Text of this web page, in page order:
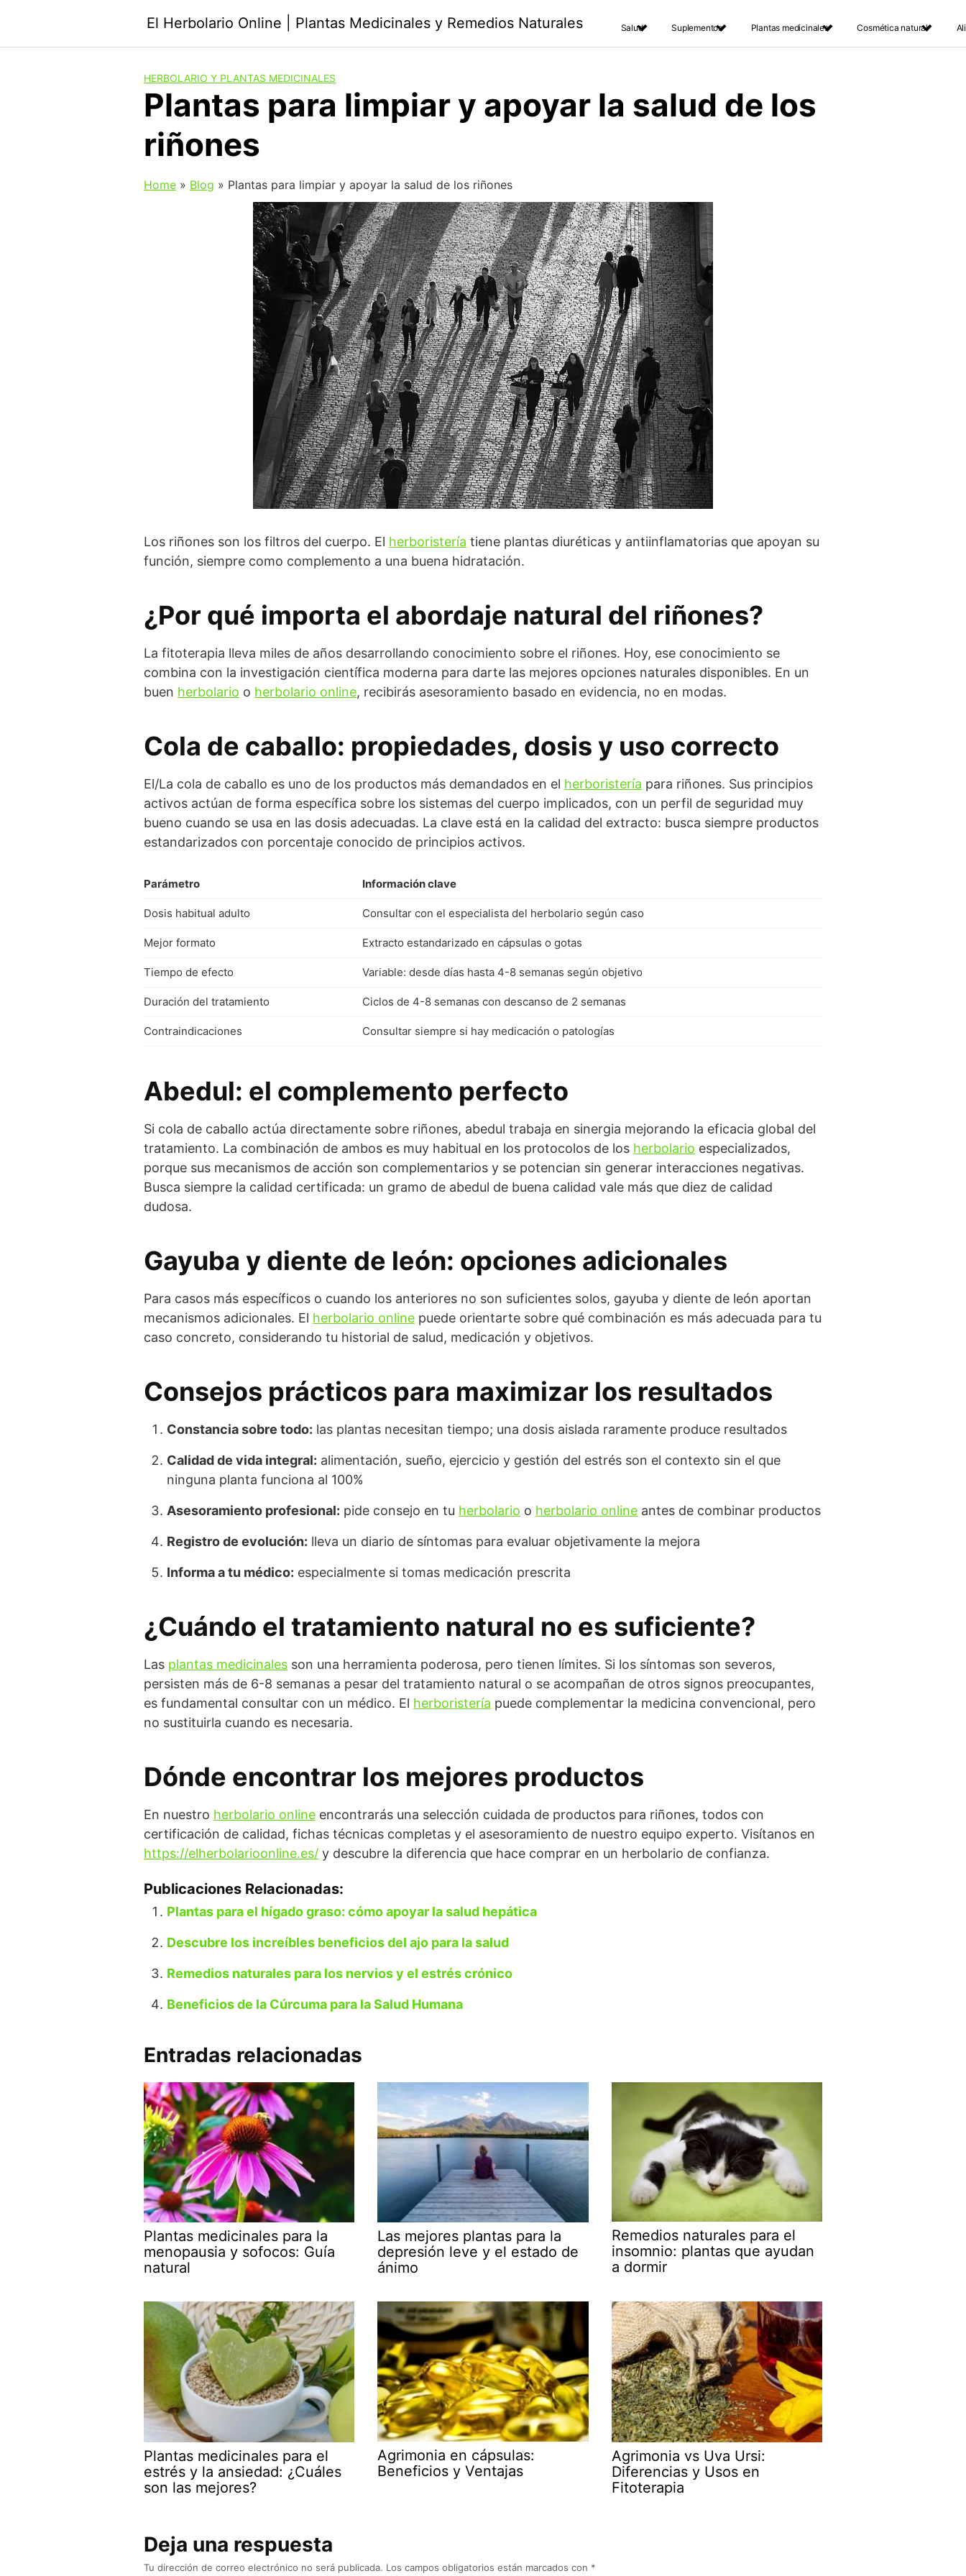
El Herbolario Online | Plantas Medicinales y Remedios Naturales Salud Suplementos Plantas medicinales Cosmética natural
HERBOLARIO Y PLANTAS MEDICINALES
Plantas para limpiar y apoyar la salud de los
riñones
Home » Blog » Plantas para limpiar y apoyar la salud de los riñones
Los riñones son los filtros del cuerpo. El herboristería tiene plantas diuréticas y antiinflamatorias que apoyan su
función, siempre como complemento a una buena hidratación.
¿Por qué importa el abordaje natural del riñones?
La fitoterapia lleva miles de años desarrollando conocimiento sobre el riñones. Hoy, ese conocimiento se
combina con la investigación científica moderna para darte las mejores opciones naturales disponibles. En un
buen herbolario o herbolario online, recibirás asesoramiento basado en evidencia, no en modas.
Cola de caballo: propiedades, dosis y uso correcto
El/La cola de caballo es uno de los productos más demandados en el herboristería para riñones. Sus principios
activos actúan de forma específica sobre los sistemas del cuerpo implicados, con un perfil de seguridad muy
bueno cuando se usa en las dosis adecuadas. La clave está en la calidad del extracto: busca siempre productos
estandarizados con porcentaje conocido de principios activos.
Parámetro Información clave
Dosis habitual adulto Consultar con el especialista del herbolario según caso
Mejor formato Extracto estandarizado en cápsulas o gotas
Tiempo de efecto Variable: desde días hasta 4-8 semanas según objetivo
Duración del tratamiento Ciclos de 4-8 semanas con descanso de 2 semanas
Contraindicaciones Consultar siempre si hay medicación o patologías
Abedul: el complemento perfecto
Si cola de caballo actúa directamente sobre riñones, abedul trabaja en sinergia mejorando la eficacia global del
tratamiento. La combinación de ambos es muy habitual en los protocolos de los herbolario especializados,
porque sus mecanismos de acción son complementarios y se potencian sin generar interacciones negativas.
Busca siempre la calidad certificada: un gramo de abedul de buena calidad vale más que diez de calidad
dudosa.
Gayuba y diente de león: opciones adicionales
Para casos más específicos o cuando los anteriores no son suficientes solos, gayuba y diente de león aportan
mecanismos adicionales. El herbolario online puede orientarte sobre qué combinación es más adecuada para tu
caso concreto, considerando tu historial de salud, medicación y objetivos.
Consejos prácticos para maximizar los resultados
Constancia sobre todo: las plantas necesitan tiempo; una dosis aislada raramente produce resultados
Calidad de vida integral: alimentación, sueño, ejercicio y gestión del estrés son el contexto sin el que
ninguna planta funciona al 100%
Asesoramiento profesional: pide consejo en tu herbolario o herbolario online antes de combinar productos
Registro de evolución: lleva un diario de síntomas para evaluar objetivamente la mejora
Informa a tu médico: especialmente si tomas medicación prescrita
¿Cuándo el tratamiento natural no es suficiente?
Las plantas medicinales son una herramienta poderosa, pero tienen límites. Si los síntomas son severos,
persisten más de 6-8 semanas a pesar del tratamiento natural o se acompañan de otros signos preocupantes,
es fundamental consultar con un médico. El herboristería puede complementar la medicina convencional, pero
no sustituirla cuando es necesaria.
Dónde encontrar los mejores productos
En nuestro herbolario online encontrarás una selección cuidada de productos para riñones, todos con
certificación de calidad, fichas técnicas completas y el asesoramiento de nuestro equipo experto. Visítanos en
https://elherbolarioonline.es/ y descubre la diferencia que hace comprar en un herbolario de confianza.
Publicaciones Relacionadas:
Plantas para el hígado graso: cómo apoyar la salud hepática
Descubre los increíbles beneficios del ajo para la salud
Remedios naturales para los nervios y el estrés crónico
Beneficios de la Cúrcuma para la Salud Humana
Entradas relacionadas
Plantas medicinales para la
menopausia y sofocos: Guía
natural
Las mejores plantas para la
depresión leve y el estado de
ánimo
Remedios naturales para el
insomnio: plantas que ayudan
a dormir
Plantas medicinales para el
estrés y la ansiedad: ¿Cuáles
son las mejores?
Agrimonia en cápsulas:
Beneficios y Ventajas
Agrimonia vs Uva Ursi:
Diferencias y Usos en
Fitoterapia
Deja una respuesta
Tu dirección de correo electrónico no será publicada. Los campos obligatorios están marcados con *